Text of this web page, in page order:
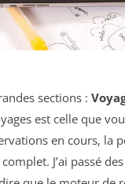
sections :
est celle que
en cours, la
J’ai passé